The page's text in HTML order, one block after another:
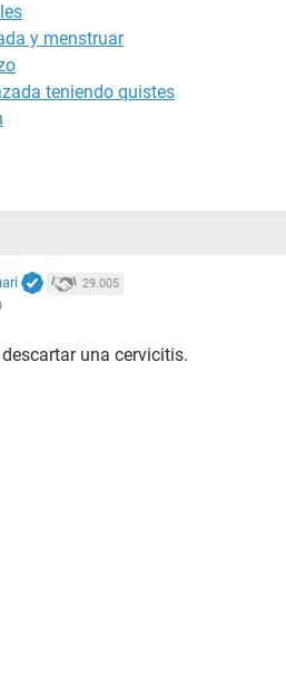
y menstruar
teniendo quistes
29.005
una cervicitis.